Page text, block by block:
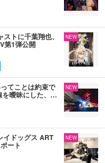
トに千葉翔也、
第1弾公開
NEW
てことは約束で
曖昧にした、…
NEW
イドッグス ART
ート
NEW